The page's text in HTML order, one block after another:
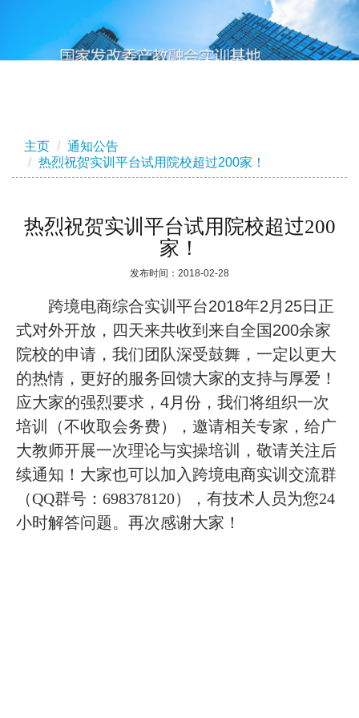
主页
通知公告
热烈祝贺实训平台试用院校超过200家！
热烈祝贺实训平台试用院校超过200
家！
发布时间：2018-02-28
跨境电商综合实训平台2018年2 月 25日正
式对外开放，四天来共收到来自全国200余家
院校的申请，我们团队深受鼓舞，一定以更大
的热情，更好的服务回馈大家的支持与厚爱！
应大家的强烈要求， 4月份，我们将组织一次
培训（不收取会务费），邀请相关专家，给广
大教师开展一次理论与实操培训，敬请关注后
续通知！大家也可以加入跨境电商实训交流群
（QQ群号：698378120），有技术人员为您24
小时解答问题。 再次感谢大家！